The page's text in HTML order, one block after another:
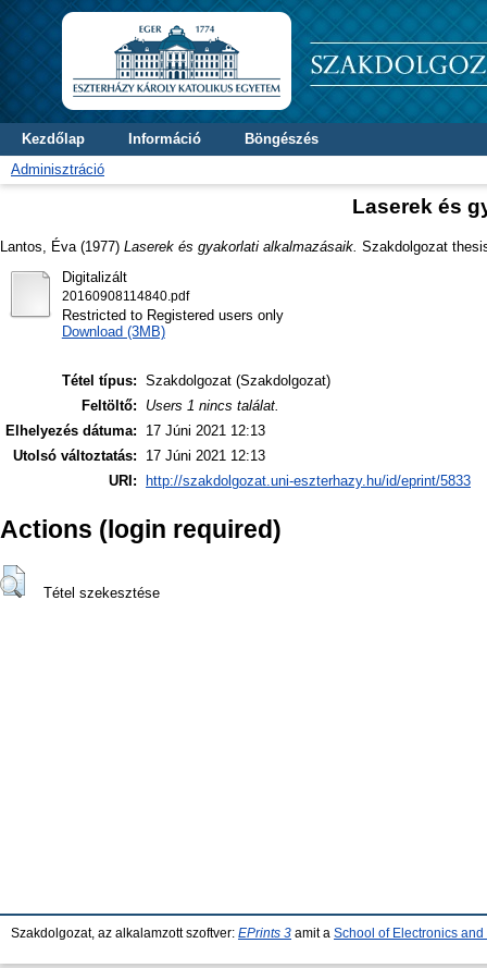
Kezdőlap Információ
Böngészés
Adminisztráció
Laserek és
Lantos, Éva (1977) Laserek és gyakorlati alkalmazásaik. Szakdolgozat
Digitalizált
20160908114840.pdf
Restricted to Registered users only
Download (3MB)
Tétel típus: Szakdolgozat (Szakdolgozat)
Feltöltő:
Users 1 nincs találat.
Elhelyezés dátuma:
17 Júni 2021 12:13
Utolsó változtatás:
17 Júni 2021 12:13
URI:
http://szakdolgozat.uni-eszterhazy.hu/id/eprint/5833
Actions (login required)
Tétel szekesztése
Szakdolgozat, az alkalamzott szoftver: EPrints 3 amit a School of Electronics